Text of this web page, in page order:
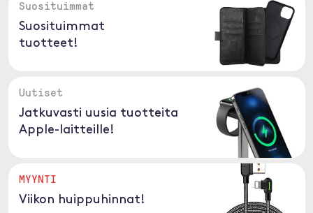
Suosituimmat
Suosituimmat
tuotteet!
Uutiset
Jatkuvasti uusia tuotteita
Apple-laitteille!
MYYNTI
Viikon huippuhinnat!